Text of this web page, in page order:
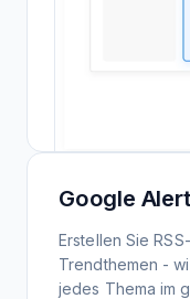
Google
Erstellen Sie
Trendthemen -
jedes Thema im